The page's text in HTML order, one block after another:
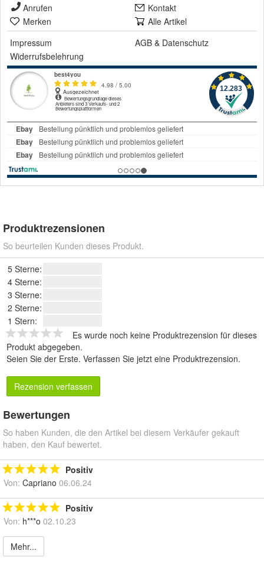
Anrufen
Kontakt
Merken
Alle Artikel
Impressum
AGB & Datenschutz
Widerrufsbelehrung
Produktrezensionen
So beurteilen Kunden dieses Produkt.
5 Sterne:
4 Sterne:
3 Sterne:
2 Sterne:
1 Stern:
Es wurde noch keine Produktrezension für dieses
Produkt abgegeben.
Seien Sie der Erste. Verfassen Sie jetzt eine Produktrezension.
Rezension verfassen
Bewertungen
So haben Kunden, die den Artikel bei diesem Verkäufer gekauft
haben, den Kauf bewertet.
Positiv
Von: Capriano 06.06.24
Positiv
Von: h***o 02.10.23
Mehr...